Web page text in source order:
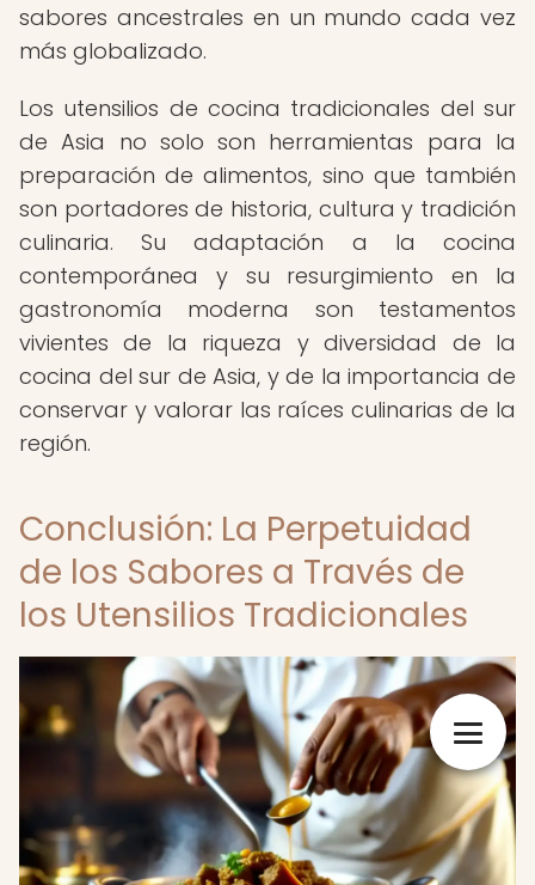
sabores ancestrales en un mundo cada vez
más globalizado.
Los utensilios de cocina tradicionales del sur
de Asia no solo son herramientas para la
preparación de alimentos, sino que también
son portadores de historia, cultura y tradición
culinaria. Su adaptación a la cocina
contemporánea y su resurgimiento en la
gastronomía moderna son testamentos
vivientes de la riqueza y diversidad de la
cocina del sur de Asia, y de la importancia de
conservar y valorar las raíces culinarias de la
región.
Conclusión: La Perpetuidad
de los Sabores a Través de
los Utensilios Tradicionales